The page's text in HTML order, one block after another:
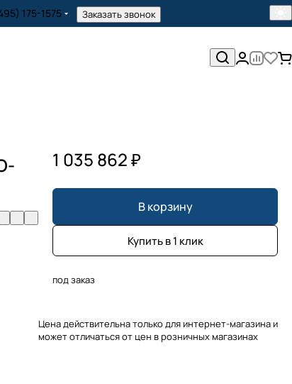
175-1575 Заказать звонок
1 035 862 ₽
В корзину
Купить в 1 клик
под заказ
Цена действительна только для интернет-магазина и
может отличаться от цен в розничных магазинах